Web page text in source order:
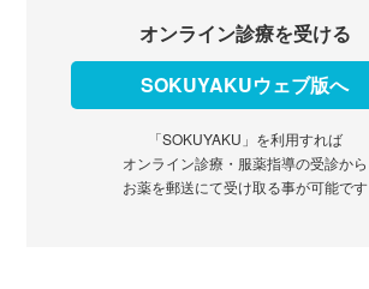
オンライン診療を受ける
SOKUYAKUウェブ版へ
「SOKUYAKU」を利用すれば
オンライン診療・服薬指導の受診から
お薬を郵送にて受け取る事が可能です